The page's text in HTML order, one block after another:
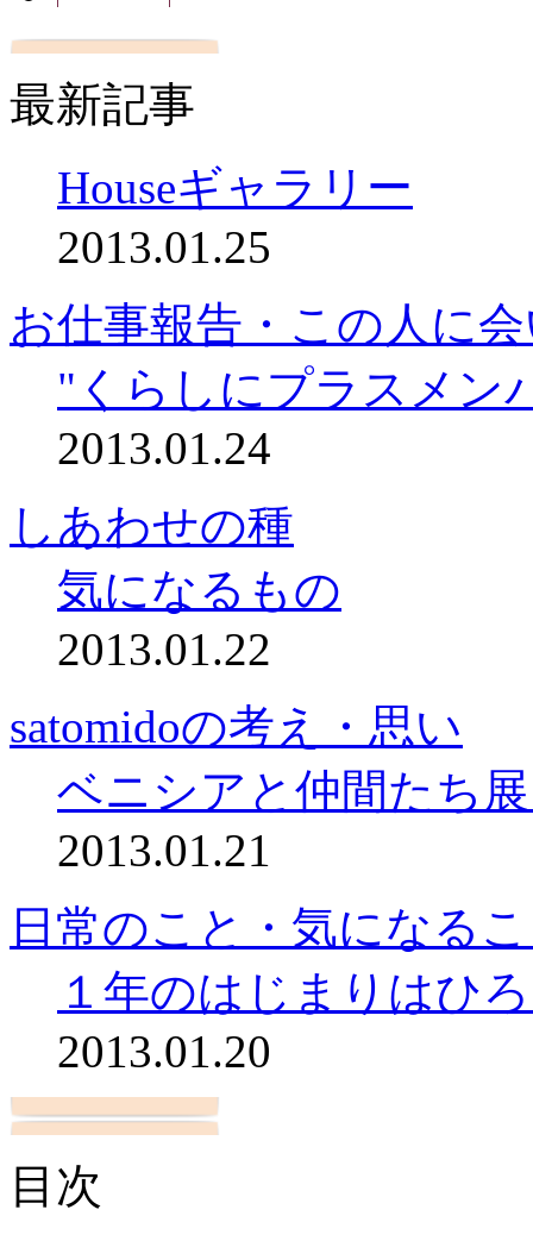
最新記事
Houseギャラリー
2013.01.25
お仕事報告・この人に
"くらしにプラスメン
2013.01.24
しあわせの種
気になるもの
2013.01.22
satomidoの考え・思い
ベニシアと仲間たち
2013.01.21
日常のこと・気になる
１年のはじまりはひ
2013.01.20
目次